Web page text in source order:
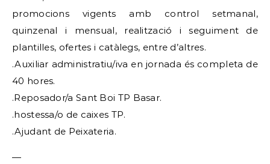
promocions vigents amb control setmanal,
quinzenal i mensual, realització i seguiment de
plantilles, ofertes i catàlegs, entre d’altres.
.Auxiliar administratiu/iva en jornada és completa de
40 hores.
.Reposador/a Sant Boi TP Basar.
.hostessa/o de caixes TP.
.Ajudant de Peixateria.
—